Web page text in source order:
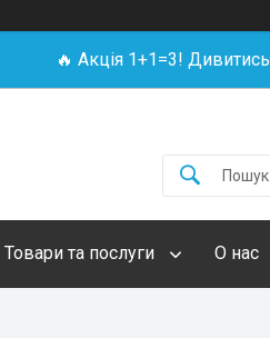
🔥 Акція 1+1=3!
Товари та послуги О нас